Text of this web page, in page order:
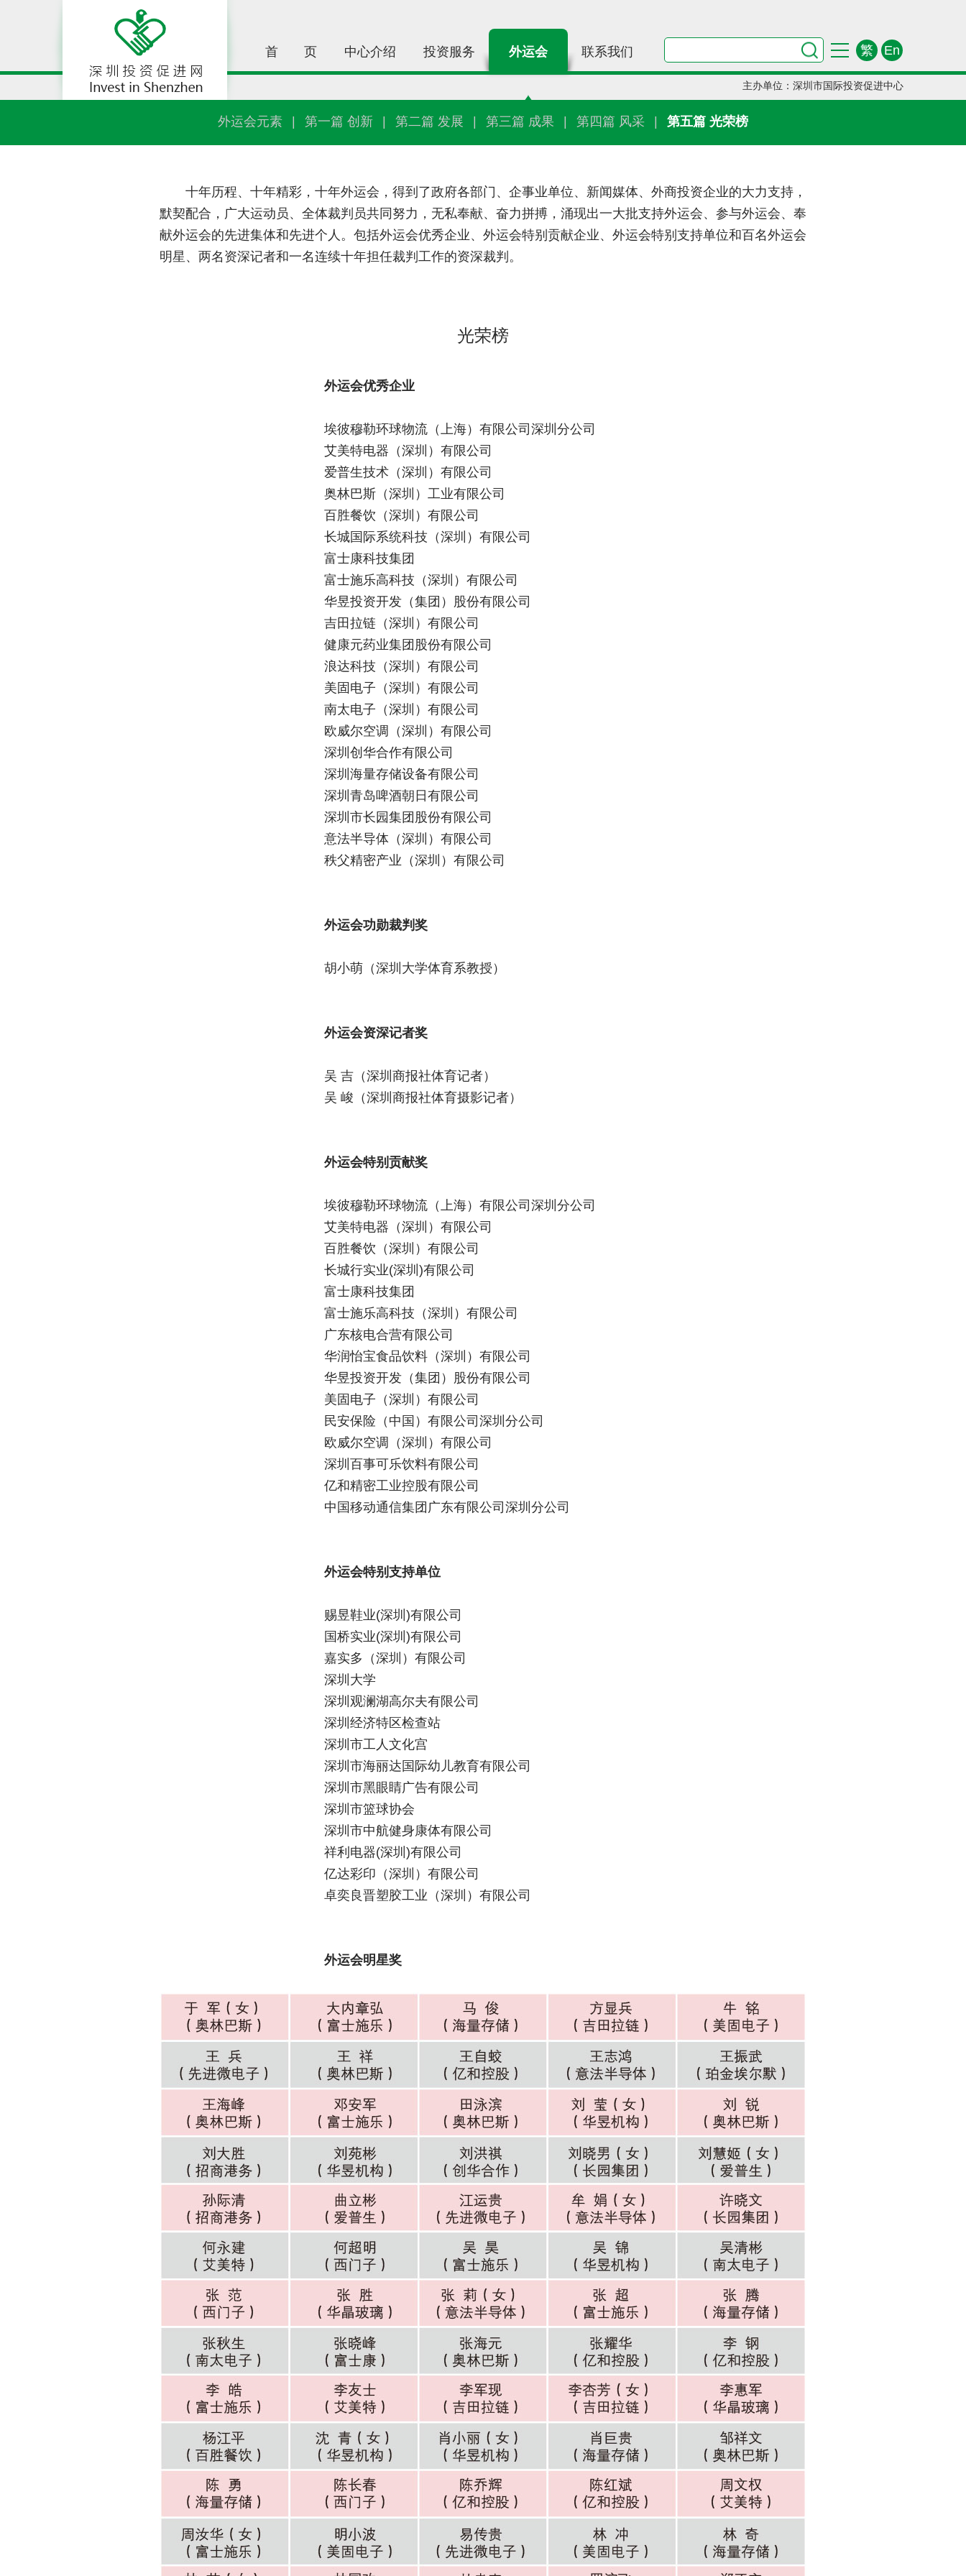
繁 En
首 页 中心介绍 投资服务 外运会 联系我们
主办单位：深圳市国际投资促进中心
外运会元素 第一篇 创新 第二篇 发展 第三篇 成果 第四篇 风采 第五篇 光荣榜
十年历程、十年精彩，十年外运会，得到了政府各部门、企事业单位、新闻媒体、外商投资企业的大力支持，
默契配合，广大运动员、全体裁判员共同努力，无私奉献、奋力拼搏，涌现出一大批支持外运会、参与外运会、奉
献外运会的先进集体和先进个人。包括外运会优秀企业、外运会特别贡献企业、外运会特别支持单位和百名外运会
明星、两名资深记者和一名连续十年担任裁判工作的资深裁判。
光荣榜
外运会优秀企业
埃彼穆勒环球物流（上海）有限公司深圳分公司
艾美特电器（深圳）有限公司
爱普生技术（深圳）有限公司
奥林巴斯（深圳）工业有限公司
百胜餐饮（深圳）有限公司
长城国际系统科技（深圳）有限公司
富士康科技集团
富士施乐高科技（深圳）有限公司
华昱投资开发（集团）股份有限公司
吉田拉链（深圳）有限公司
健康元药业集团股份有限公司
浪达科技（深圳）有限公司
美固电子（深圳）有限公司
南太电子（深圳）有限公司
欧威尔空调（深圳）有限公司
深圳创华合作有限公司
深圳海量存储设备有限公司
深圳青岛啤酒朝日有限公司
深圳市长园集团股份有限公司
意法半导体（深圳）有限公司
秩父精密产业（深圳）有限公司
外运会功勋裁判奖
胡小萌（深圳大学体育系教授）
外运会资深记者奖
吴 吉（深圳商报社体育记者）
吴 峻（深圳商报社体育摄影记者）
外运会特别贡献奖
埃彼穆勒环球物流（上海）有限公司深圳分公司
艾美特电器（深圳）有限公司
百胜餐饮（深圳）有限公司
长城行实业(深圳)有限公司
富士康科技集团
富士施乐高科技（深圳）有限公司
广东核电合营有限公司
华润怡宝食品饮料（深圳）有限公司
华昱投资开发（集团）股份有限公司
美固电子（深圳）有限公司
民安保险（中国）有限公司深圳分公司
欧威尔空调（深圳）有限公司
深圳百事可乐饮料有限公司
亿和精密工业控股有限公司
中国移动通信集团广东有限公司深圳分公司
外运会特别支持单位
赐昱鞋业(深圳)有限公司
国桥实业(深圳)有限公司
嘉实多（深圳）有限公司
深圳大学
深圳观澜湖高尔夫有限公司
深圳经济特区检查站
深圳市工人文化宫
深圳市海丽达国际幼儿教育有限公司
深圳市黑眼睛广告有限公司
深圳市篮球协会
深圳市中航健身康体有限公司
祥利电器(深圳)有限公司
亿达彩印（深圳）有限公司
卓奕良晋塑胶工业（深圳）有限公司
外运会明星奖